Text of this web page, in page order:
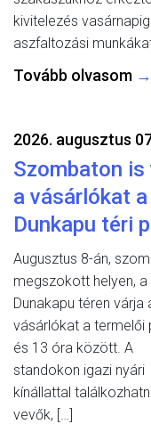
kivitelezés
aszfaltozási
Tovább olvasom →
2026. augusztus
Szombaton is
a vásárlókat a
Dunkapu téri
Augusztus 8-án,
megszokott helyen, a
Dunakapu téren várja
vásárlókat a termelői
és 13 óra között. A
standokon igazi nyári
kínállattal
vevők, […]